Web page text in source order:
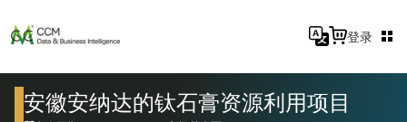
登录
安徽安纳达的钛石膏资源利用项目